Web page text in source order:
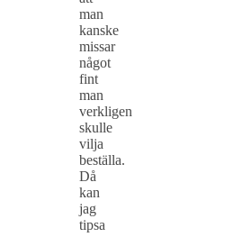
man
kanske
missar
något
fint
man
verkligen
skulle
vilja
beställa.
Då
kan
jag
tipsa